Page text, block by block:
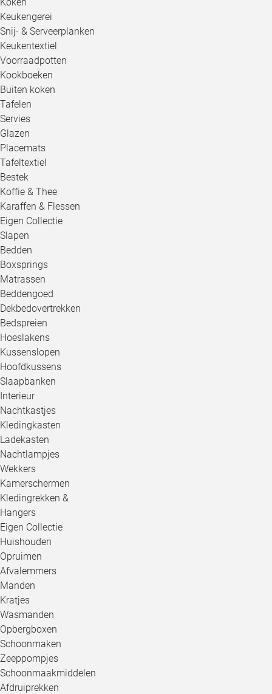
Keukengerei
Snij- & Serveerplanken
Keukentextiel
Voorraadpotten
Kookboeken
Buiten koken
Tafelen
Servies
Glazen
Placemats
Tafeltextiel
Bestek
Koffie & Thee
Karaffen & Flessen
Eigen Collectie
Slapen
Bedden
Boxsprings
Matrassen
Beddengoed
Dekbedovertrekken
Bedspreien
Hoeslakens
Kussenslopen
Hoofdkussens
Slaapbanken
Interieur
Nachtkastjes
Kledingkasten
Ladekasten
Nachtlampjes
Wekkers
Kamerschermen
Kledingrekken &
Hangers
Eigen Collectie
Huishouden
Opruimen
Afvalemmers
Manden
Kratjes
Wasmanden
Opbergboxen
Schoonmaken
Zeeppompjes
Schoonmaakmiddelen
Afdruiprekken